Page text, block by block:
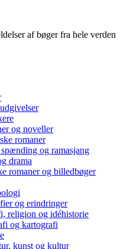
af bøger fra hele verden
og noveller
romaner
og ramasjang
drama
romaner og billedbøger
og erindringer
religion og idéhistorie
og kartografi
kunst og kultur